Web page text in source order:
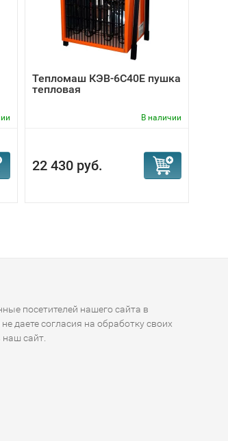
Тепломаш КЭВ-6С40Е пушка
тепловая
В наличии
22 430 руб.
посетителей нашего сайта в
не даете согласия на обработку своих
сайт.